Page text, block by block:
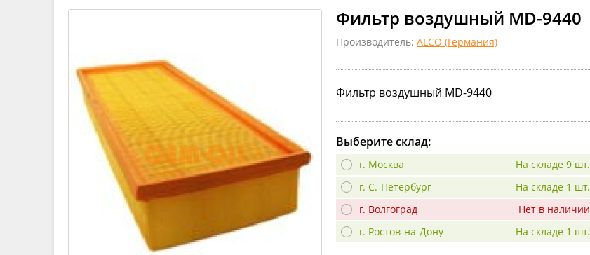
Фильтр воздушный MD-9440
Производитель: ALCO (Германия)
Фильтр воздушный MD-9440
Выберите склад:
г. Москва
На складе 9 шт.
г. С.-Петербург
На складе 1 шт.
г. Волгоград
Нет в наличии
г. Ростов-на-Дону
На складе 1 шт.